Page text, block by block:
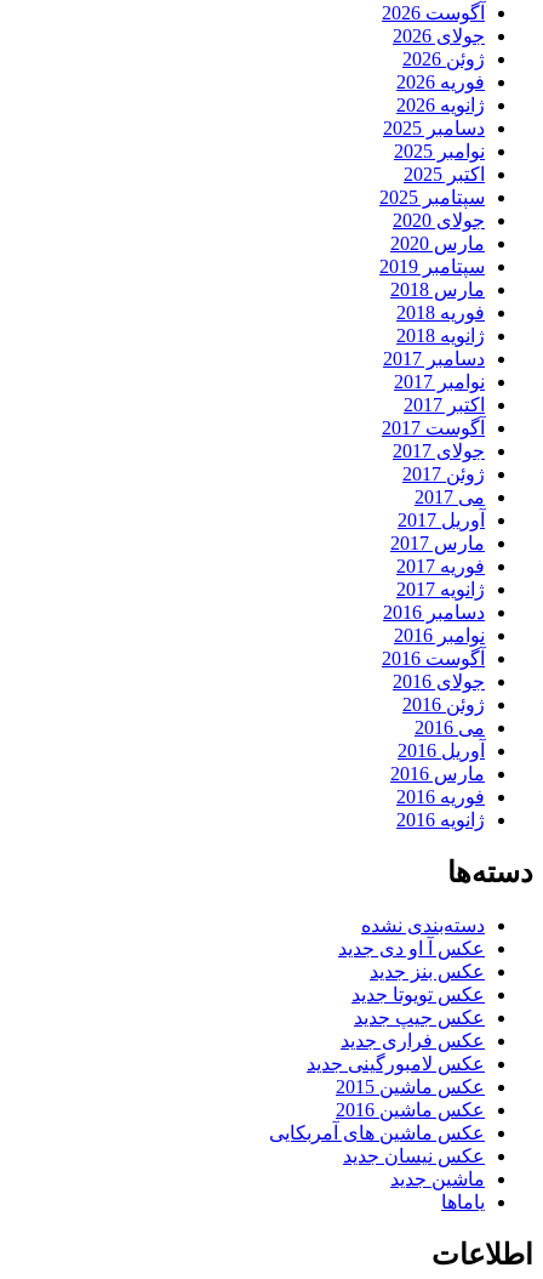
آگوست 2026
جولای 2026
ژوئن 2026
فوریه 2026
ژانویه 2026
دسامبر 2025
نوامبر 2025
اکتبر 2025
سپتامبر 2025
جولای 2020
مارس 2020
سپتامبر 2019
مارس 2018
فوریه 2018
ژانویه 2018
دسامبر 2017
نوامبر 2017
اکتبر 2017
آگوست 2017
جولای 2017
ژوئن 2017
می 2017
آوریل 2017
مارس 2017
فوریه 2017
ژانویه 2017
دسامبر 2016
نوامبر 2016
آگوست 2016
جولای 2016
ژوئن 2016
می 2016
آوریل 2016
مارس 2016
فوریه 2016
ژانویه 2016
دسته‌ها
دسته‌بندی نشده
عکس آ او دی جدید
عکس بنز جدید
عکس تویوتا جدید
عکس جیپ جدید
عکس فراری جدید
عکس لامبورگینی جدید
عکس ماشین 2015
عکس ماشین 2016
عکس ماشین های آمربکایی
عکس نیسان جدید
ماشین جدید
یاماها
اطلاعات